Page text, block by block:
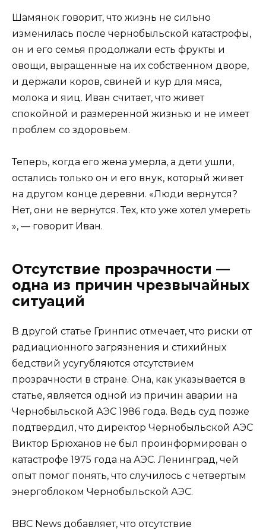
Шамянок говорит, что жизнь не сильно
изменилась после чернобыльской катастрофы,
он и его семья продолжали есть фрукты и
овощи, выращенные на их собственном дворе,
и держали коров, свиней и кур для мяса,
молока и яиц. Иван считает, что живет
спокойной и размеренной жизнью и не имеет
проблем со здоровьем.
Теперь, когда его жена умерла, а дети ушли,
остались только он и его внук, который живет
на другом конце деревни. «Люди вернутся?
Нет, они не вернутся. Тех, кто уже хотел умереть
», — говорит Иван.
Отсутствие прозрачности —
одна из причин чрезвычайных
ситуаций
В другой статье Гринпис отмечает, что риски от
радиационного загрязнения и стихийных
бедствий усугубляются отсутствием
прозрачности в стране. Она, как указывается в
статье, является одной из причин аварии на
Чернобыльской АЭС 1986 года. Ведь суд позже
подтвердил, что директор Чернобыльской АЭС
Виктор Брюханов не был проинформирован о
катастрофе 1975 года на АЭС. Ленинград, чей
опыт помог понять, что случилось с четвертым
энергоблоком Чернобыльской АЭС.
BBC News добавляет, что отсутствие